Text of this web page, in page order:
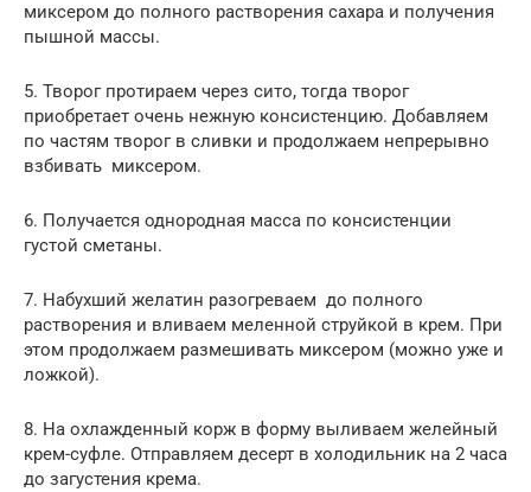
миксером до полного растворения сахара и получения
пышной массы.
5. Творог протираем через сито, тогда творог
приобретает очень нежную консистенцию. Добавляем
по частям творог в сливки и продолжаем непрерывно
взбивать миксером.
6. Получается однородная масса по консистенции
густой сметаны.
7. Набухший желатин разогреваем до полного
растворения и вливаем меленной струйкой в крем. При
этом продолжаем размешивать миксером (можно уже и
ложкой).
8. На охлажденный корж в форму выливаем желейный
крем-суфле. Отправляем десерт в холодильник на 2 часа
до загустения крема.